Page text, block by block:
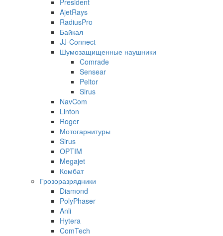
AjetRays
RadiusPro
Байкал
JJ-Connect
Шумозащищенные наушники
Comrade
Sensear
Peltor
Sirus
NavCom
Linton
Roger
Мотогарнитуры
Sirus
OPTIM
Megajet
Комбат
Грозоразрядники
Diamond
PolyPhaser
Anli
Hytera
ComTech